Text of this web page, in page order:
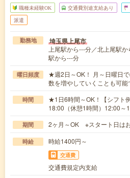
職種未経験OK 交通費別途支給あり
派遣
勤務地 埼玉県上尾市
上尾駅から---分／北上尾駅
駅から---分
曜日頻度
★週2日～OK！ 月～日曜日
数を増やしていくことも可能
時間
★1日6時間～OK！【シフト
18:00（休憩1時間）12:00～
期間 2ヶ月～OK ※スタート日は
時給 時給1400円～
交通費
交通費規定内支給